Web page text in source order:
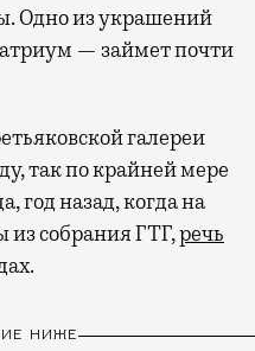
Одно из украшений
— займет почти
галереи
так по крайней мере
год назад, когда на
из собрания ГТГ,речь
НИЖЕ